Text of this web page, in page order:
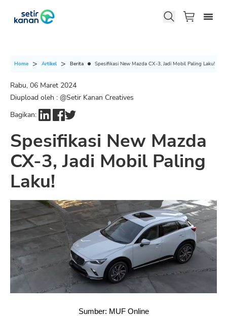
Home Artikel Berita Spesifikasi New Mazda CX-3, Jadi Mobil Paling Laku!
Rabu, 06 Maret 2024
Diupload oleh : @Setir Kanan Creatives
Bagikan:
Spesifikasi New Mazda
CX-3, Jadi Mobil Paling
Laku!
Sumber: MUF Online